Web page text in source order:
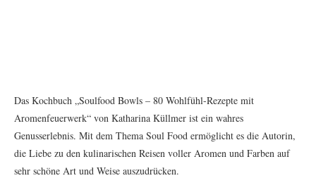
Das Kochbuch „Soulfood Bowls – 80 Wohlfühl-Rezepte mit
Aromenfeuerwerk“ von Katharina Küllmer ist ein wahres
Genusserlebnis. Mit dem Thema Soul Food ermöglicht es die Autorin,
die Liebe zu den kulinarischen Reisen voller Aromen und Farben auf
sehr schöne Art und Weise auszudrücken.